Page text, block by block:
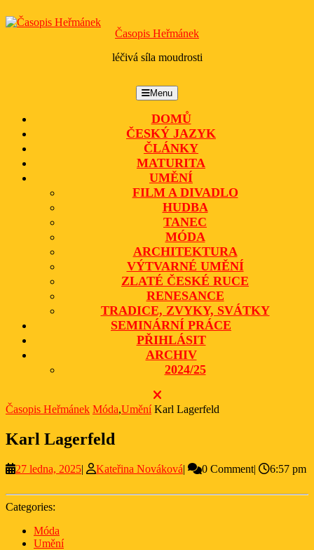
to
Časopis Heřmánek
léčivá síla moudrosti
MenuMenu
DOMŮ
ČESKÝ JAZYK
ČLÁNKY
MATURITA
UMĚNÍ
FILM A DIVADLO
HUDBA
TANEC
MÓDA
ARCHITEKTURA
VÝTVARNÉ UMĚNÍ
ZLATÉ ČESKÉ RUCE
RENESANCE
TRADICE, ZVYKY, SVÁTKY
SEMINÁRNÍ PRÁCE
PŘIHLÁSIT
ARCHIV
2024/25
CLOSE
BUTTON
Časopis Heřmánek Móda,UměníKarl Lagerfeld
Karl Lagerfeld
27 ledna, 202527
2025
| Kateřina NovákováKateřina
| 0 Comment| 6:57 pm
Categories:
Móda
Umění